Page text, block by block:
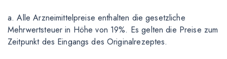
a. Alle Arzneimittelpreise enthalten die gesetzliche
Mehrwertsteuer in Höhe von 19%. Es gelten die Preise zum
Zeitpunkt des Eingangs des Originalrezeptes.